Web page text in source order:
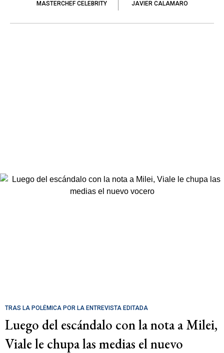
MASTERCHEF CELEBRITY JAVIER CALAMARO
TRAS LA POLÉMICA POR LA ENTREVISTA EDITADA
Luego del escándalo con la nota a Milei,
Viale le chupa las medias el nuevo